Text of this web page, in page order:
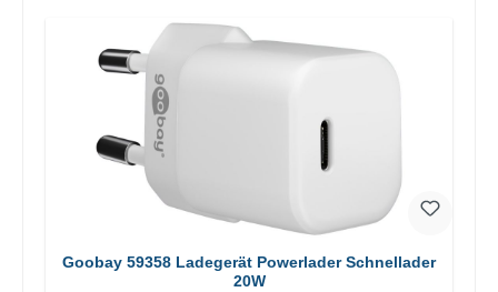
Goobay 59358 Ladegerät Powerlader Schnellader
20W